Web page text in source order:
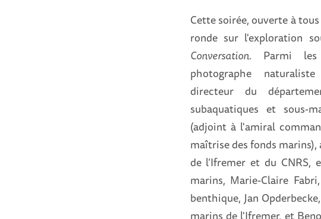
Cette soirée, ouverte à
ronde sur l'exploration
Conversation. Parmi les
photographe
directeur du
subaquatiques et sous-
(adjoint à l'amiral
maîtrise des fonds
de l’Ifremer et du CNRS,
marins, Marie-Claire
benthique, Jan
marins de l'Ifremer, et